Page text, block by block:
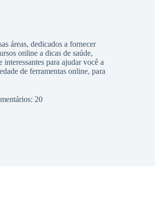
áreas, dedicados a fornecer
online a dicas de saúde,
para ajudar você a
de ferramentas online, para
20